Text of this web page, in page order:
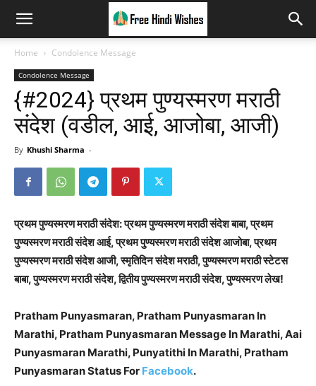
Home Condolence Message
Condolence Message
{#2024} प्रथम पुण्यस्मरण मराठी
संदेश (वडील, आई, आजोबा, आजी)
By Khushi Sharma -
प्रथम पुण्यस्मरण मराठी संदेश: प्रथम पुण्यस्मरण मराठी संदेश बाबा, प्रथम
पुण्यस्मरण मराठी संदेश आई, प्रथम पुण्यस्मरण मराठी संदेश आजोबा, प्रथम
पुण्यस्मरण मराठी संदेश आजी, स्मृतिदिन संदेश मराठी, पुण्यस्मरण मराठी स्टेटस
बाबा, पुण्यस्मरण मराठी संदेश, द्वितीय पुण्यस्मरण मराठी संदेश, पुण्यस्मरण लेख!
Pratham Punyasmaran, Pratham Punyasmaran In
Marathi, Pratham Punyasmaran Message In Marathi, Aai
Punyasmaran Marathi, Punyatithi In Marathi, Pratham
Punyasmaran Status For Facebook.